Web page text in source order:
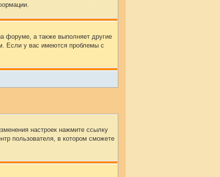
форуме, а также выполняет другие
Если у вас имеются проблемы с
настроек нажмите ссылку
пользователя, в котором сможете